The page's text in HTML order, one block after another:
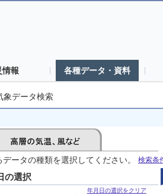
情報 各種データ・資料
象データ検索
ータの種類を選択してください。 検索条
の選択
年月日の選択をクリア